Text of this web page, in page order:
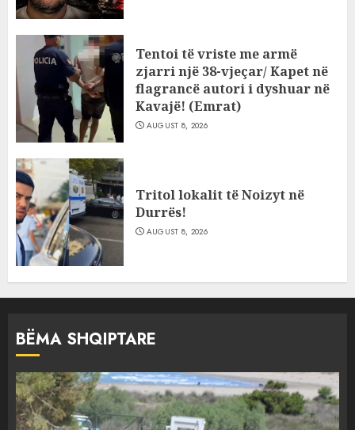
Tentoi të vriste me armë
zjarri një 38-vjeçar/ Kapet në
flagrancë autori i dyshuar në
Kavajë! (Emrat)
AUGUST 8, 2026
Tritol lokalit të Noizyt në
Durrës!
AUGUST 8, 2026
BËMA SHQIPTARE